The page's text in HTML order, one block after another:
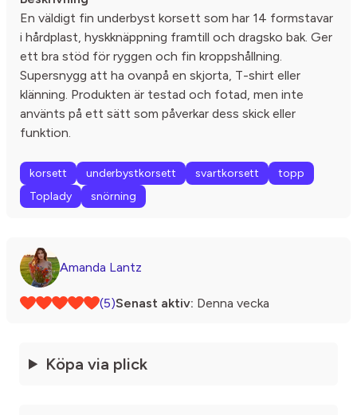
En väldigt fin underbyst korsett som har 14 formstavar
i hårdplast, hyskknäppning framtill och dragsko bak. Ger
ett bra stöd för ryggen och fin kroppshållning.
Supersnygg att ha ovanpå en skjorta, T-shirt eller
klänning. Produkten är testad och fotad, men inte
använts på ett sätt som påverkar dess skick eller
funktion.
korsett underbystkorsett svartkorsett
topp
Toplady
snörning
Amanda Lantz
(5)Senast aktiv: Denna vecka
Köpa via plick